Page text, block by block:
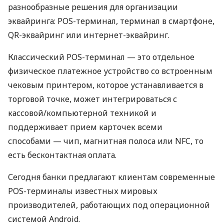
разнообразные решения для организации
эквайринга: POS-терминал, терминал в смартфоне,
QR-эквайринг или интернет-эквайринг.
Классический POS-терминал — это отдельное
физическое платежное устройство со встроенным
чековым принтером, которое устанавливается в
торговой точке, может интегрироваться с
кассовой/компьютерной техникой и
поддерживает прием карточек всеми
способами — чип, магнитная полоса или NFC, то
есть бесконтактная оплата.
Сегодня банки предлагают клиентам современные
POS-терминалы известных мировых
производителей, работающих под операционной
системой Android.